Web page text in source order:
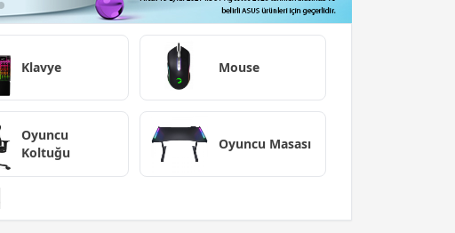
Klavye Mouse
Oyuncu
Koltuğu
Oyuncu Masası